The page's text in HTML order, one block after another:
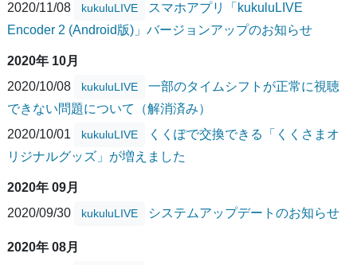
2020/11/08 kukuluLIVE
スマホアプリ「kukuluLIVE
Encoder 2 (Android版)」バージョンアップのお知らせ
2020年 10月
2020/10/08
kukuluLIVE
一部のタイムシフトが正常に視聴
できない問題について（解消済み）
2020/10/01
kukuluLIVE
くくぽで交換できる「くくさまオ
リジナルグッズ」が増えました
2020年 09月
2020/09/30
kukuluLIVE システムアップデートのお知らせ
2020年 08月